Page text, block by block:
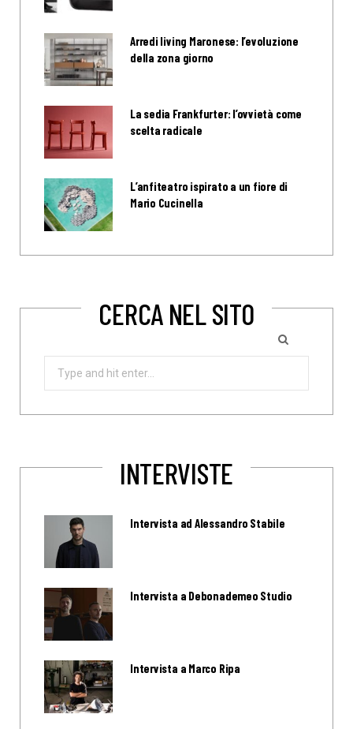
Arredi living Maronese: l’evoluzione
della zona giorno
La sedia Frankfurter: l’ovvietà come
scelta radicale
L’anfiteatro ispirato a un fiore di
Mario Cucinella
CERCA NEL SITO
Search
INTERVISTE
Intervista ad Alessandro Stabile
Intervista a Debonademeo Studio
Intervista a Marco Ripa